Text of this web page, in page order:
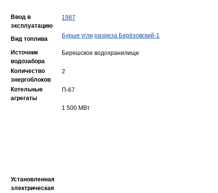
Ввод в
эксплуатацию
1987
Вид топлива Бурые угли разреза Берёзовский-1
Источник
водозабора
Берешское водохранилище
Количество
энергоблоков
2
Котельные
агрегаты
П-67
Установленная
электрическая
1 500 МВт